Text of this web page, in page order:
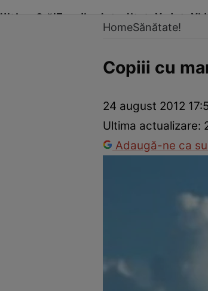
Ultima Oră!Trending Actualitate Vedete
Prevenție și tratamentRemedii naturiste
HomeSănătate!
Copiii cu
24 august 2012
Ultima actualizare:
Adaugă-ne ca